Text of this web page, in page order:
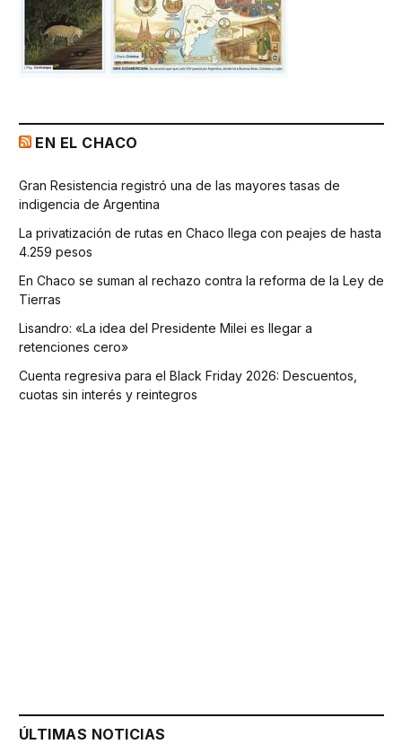
EN EL CHACO
Gran Resistencia registró una de las mayores tasas de
indigencia de Argentina
La privatización de rutas en Chaco llega con peajes de hasta
4.259 pesos
En Chaco se suman al rechazo contra la reforma de la Ley de
Tierras
Lisandro: «La idea del Presidente Milei es llegar a
retenciones cero»
Cuenta regresiva para el Black Friday 2026: Descuentos,
cuotas sin interés y reintegros
ÚLTIMAS NOTICIAS